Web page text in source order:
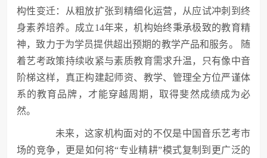
构性变迁：从粗放扩张到精细化运营，从应试冲刺到终
身素养培养。成立14年来，机构始终秉承极致的教育精
神，致力于为学员提供超出预期的教学产品和服务。 随
着艺考政策持续收紧与素质教育需求升温，只有像中音
阶梯这样，真正构建起师资、教学、管理全方位严谨体
系的教育品牌，才能穿越周期，取得斐然成绩成为必
然。
未来，这家机构面对的不仅是中国音乐艺考市
场的竞争，更是如何将“专业精耕”模式复制到更广泛的